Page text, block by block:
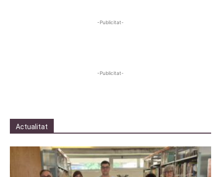
-Publicitat-
-Publicitat-
Actualitat